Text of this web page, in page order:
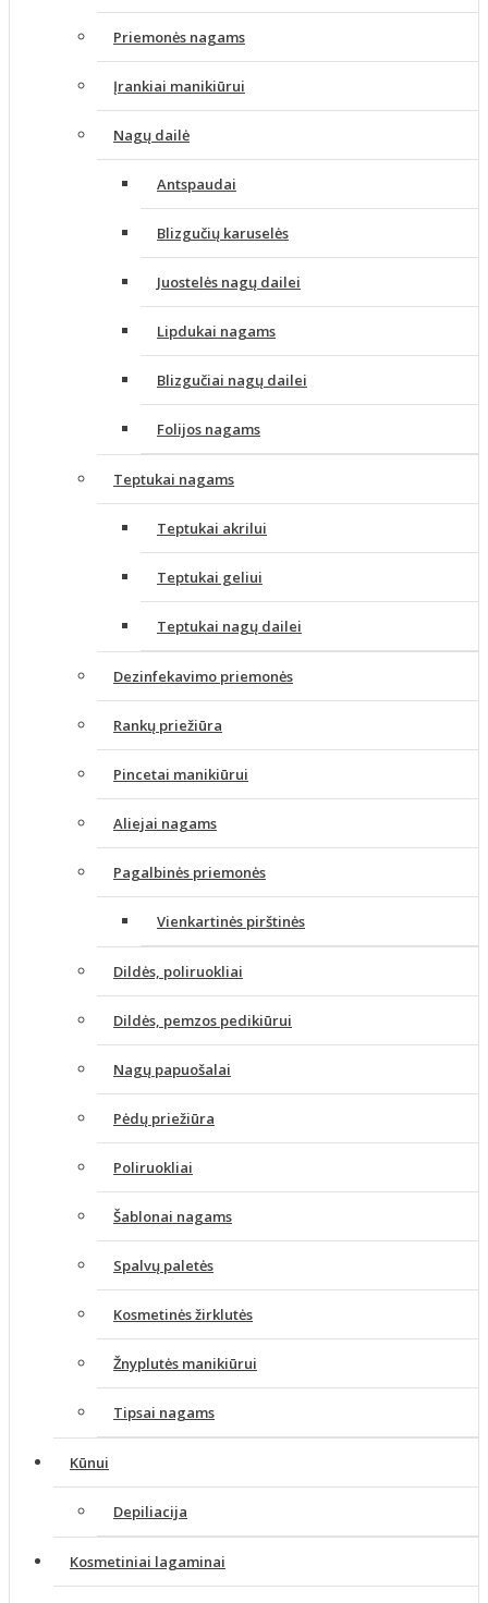
Priemonės nagams
Įrankiai manikiūrui
Nagų dailė
Antspaudai
Blizgučių karuselės
Juostelės nagų dailei
Lipdukai nagams
Blizgučiai nagų dailei
Folijos nagams
Teptukai nagams
Teptukai akrilui
Teptukai geliui
Teptukai nagų dailei
Dezinfekavimo priemonės
Rankų priežiūra
Pincetai manikiūrui
Aliejai nagams
Pagalbinės priemonės
Vienkartinės pirštinės
Dildės, poliruokliai
Dildės, pemzos pedikiūrui
Nagų papuošalai
Pėdų priežiūra
Poliruokliai
Šablonai nagams
Spalvų paletės
Kosmetinės žirklutės
Žnyplutės manikiūrui
Tipsai nagams
Kūnui
Depiliacija
Kosmetiniai lagaminai